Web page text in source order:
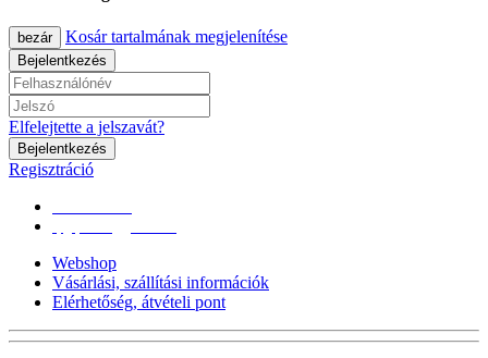
bezár Kosár tartalmának megjelenítése
Bejelentkezés
Elfelejtette a jelszavát?
Bejelentkezés
Regisztráció
Webshop
Vásárlási, szállítási információk
Elérhetőség, átvételi pont